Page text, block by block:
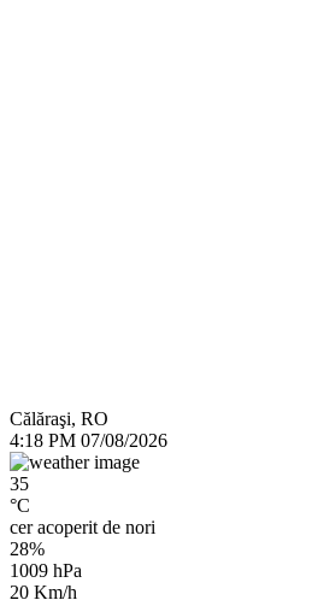
Călăraşi, RO
4:18 PM 07/08/2026
35
°C
cer acoperit de nori
28%
1009 hPa
20 Km/h